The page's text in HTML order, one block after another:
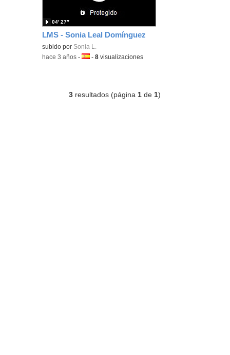
LMS - Sonia Leal Domínguez
subido por Sonia L.
04′ 27″
-hace 3 años -Idioma:
-8 visualizaciones
3 resultados (página 1 de 1)